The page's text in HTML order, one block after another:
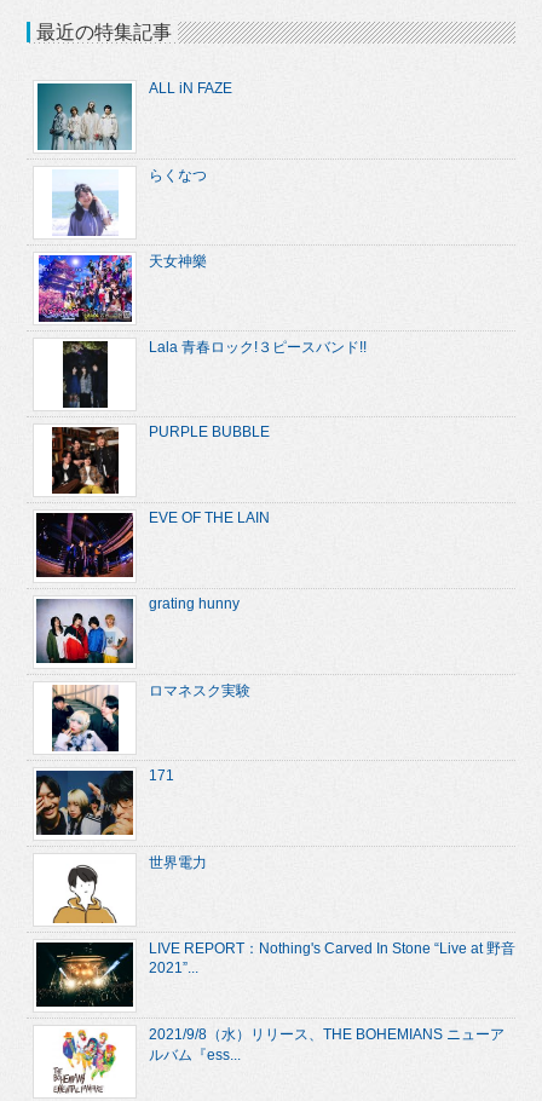
最近の特集記事
ALL iN FAZE
らくなつ
天女神樂
Lala 青春ロック!３ピースバンド!!
PURPLE BUBBLE
EVE OF THE LAIN
grating hunny
ロマネスク実験
171
世界電力
LIVE REPORT：Nothing's Carved In Stone “Live at 野音
2021”...
2021/9/8（水）リリース、THE BOHEMIANS ニューア
ルバム『ess...